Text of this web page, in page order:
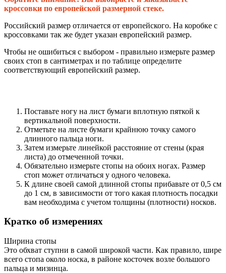
кроссовки по европейской размерной стеке.
Российский размер отличается от европейского. На коробке с
кроссовками так же будет указан европейский размер.
Чтобы не ошибиться с выбором - правильно измерьте размер
своих стоп в сантиметрах и по таблице определите
соответствующий европейский размер.
Поставьте ногу на лист бумаги вплотную пяткой к
вертикальной поверхности.
Отметьте на листе бумаги крайнюю точку самого
длинного пальца ноги.
Затем измерьте линейкой расстояние от стены (края
листа) до отмеченной точки.
Обязательно измерьте стопы на обоих ногах. Размер
стоп может отличаться у одного человека.
К длине своей самой длинной стопы прибавьте от 0,5 см
до 1 см, в зависимости от того какая плотность посадки
вам необходима с учетом толщины (плотности) носков.
Кратко об измерениях
Ширина стопы
Это обхват ступни в самой широкой части. Как правило, шире
всего стопа около носка, в районе косточек возле большого
пальца и мизинца.